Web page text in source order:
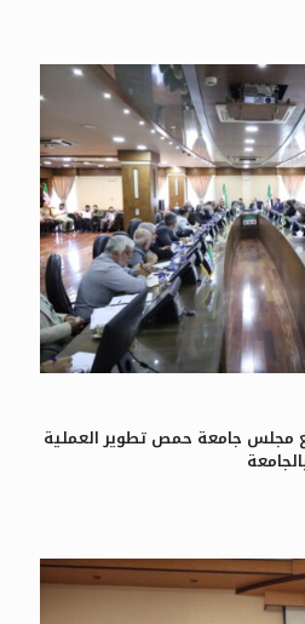
مجلس جامعة حمص تطوير العملية